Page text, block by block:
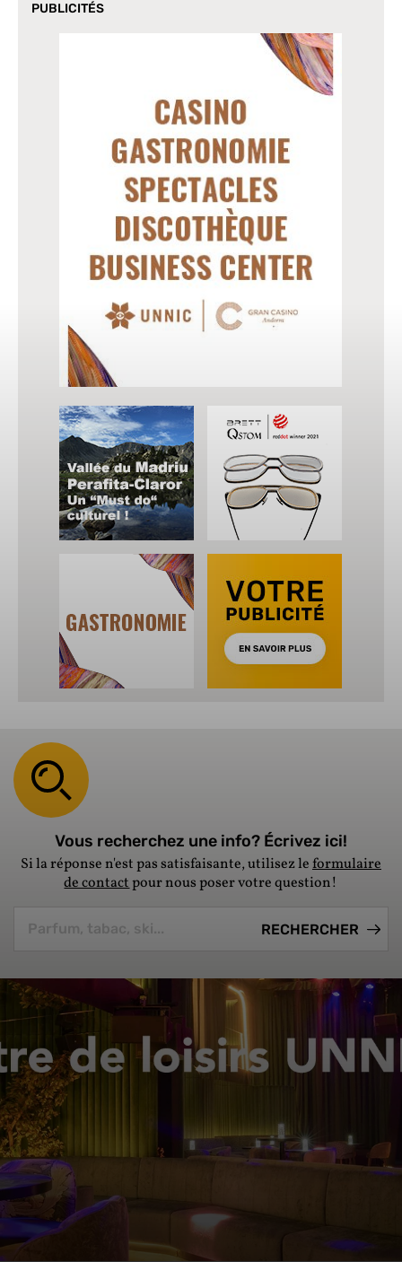
PUBLICITÉS
Vous recherchez une info? Écrivez ici!
Si la réponse n'est pas satisfaisante, utilisez leformulaire
de contactpour nous poser votre question!